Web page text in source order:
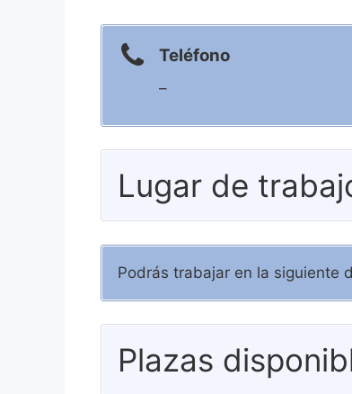
Teléfono
–
Lugar de
Podrás trabajar en la siguiente
Plazas